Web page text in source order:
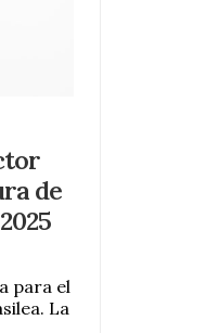
de
para el
La